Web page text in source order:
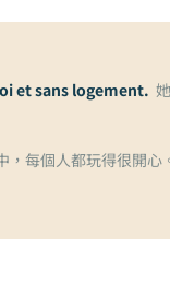
et sans logement.
，每個人都玩得很開心